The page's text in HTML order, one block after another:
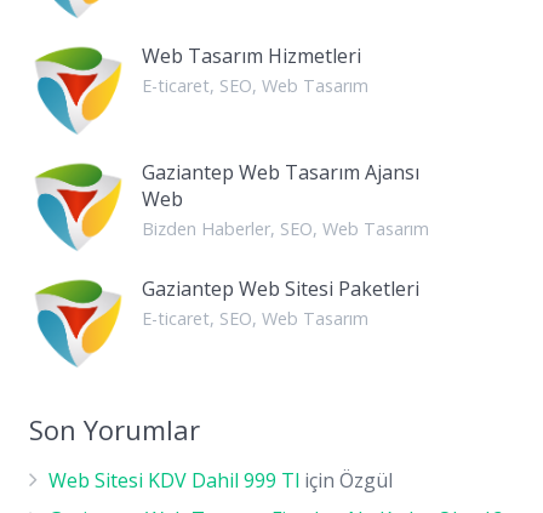
Web Tasarım Hizmetleri
E-ticaret, SEO, Web Tasarım
Gaziantep Web Tasarım Ajansı
Web
Bizden Haberler, SEO, Web Tasarım
Gaziantep Web Sitesi Paketleri
E-ticaret, SEO, Web Tasarım
Son Yorumlar
Web Sitesi KDV Dahil 999 Tl için Özgül